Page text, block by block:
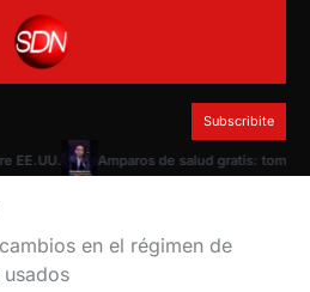
Subscribite
Amparos de salud gratis: tomarán 10
en el régimen de